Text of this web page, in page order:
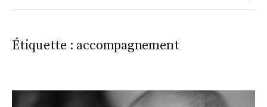
Étiquette : accompagnement